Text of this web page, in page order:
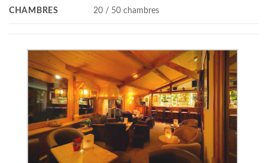
CHAMBRES 20 / 50 chambres